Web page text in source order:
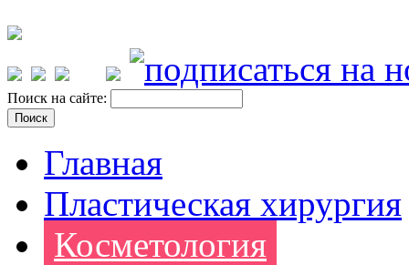
Поиск на сайте:
Главная
Пластическая хирургия
Косметология